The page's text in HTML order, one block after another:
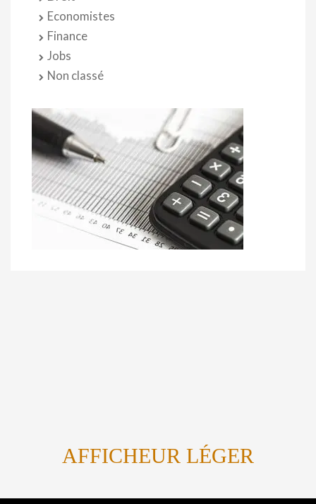
Economistes
Finance
Jobs
Non classé
AFFICHEUR LÉGER